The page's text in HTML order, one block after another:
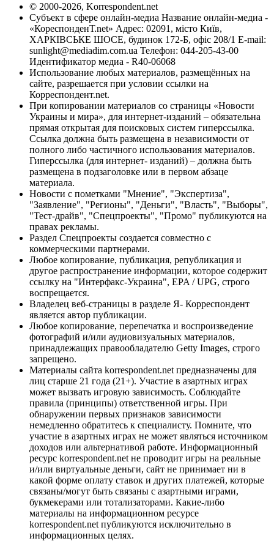
© 2000-2026, Korrespondent.net
Субъект в сфере онлайн-медиа Название онлайн-медиа -
«КореспонденТ.net» Адрес: 02091, місто Київ,
ХАРКІВСЬКЕ ШОСЕ, будинок 172-Б, офіс 208/1 E-mail:
sunlight@mediadim.com.ua Телефон: 044-205-43-00
Идентификатор медиа - R40-06068
Использование любых материалов, размещённых на
сайте, разрешается при условии ссылки на
Корреспондент.net.
При копировании материалов со страницы «Новости
Украины и мира», для интернет-изданий – обязательна
прямая открытая для поисковых систем гиперссылка.
Ссылка должна быть размещена в независимости от
полного либо частичного использования материалов.
Гиперссылка (для интернет- изданий) – должна быть
размещена в подзаголовке или в первом абзаце
материала.
Новости с пометками "Мнение", "Экспертиза",
"Заявление", "Регионы", "Деньги", "Власть", "Выборы",
"Тест-драйв", "Спецпроекты", "Промо" публикуются на
правах рекламы.
Раздел Спецпроекты создается совместно с
коммерческими партнерами.
Любое копирование, публикация, републикация и
другое распространение информации, которое содержит
ссылку на "Интерфакс-Украина", EPA / UPG, строго
воспрещается.
Владелец веб-страницы в разделе Я- Корреспондент
является автор публикации.
Любое копирование, перепечатка и воспроизведение
фотографий и/или аудиовизуальных материалов,
принадлежащих правообладателю Getty Images, строго
запрещено.
Материалы сайта korrespondent.net предназначены для
лиц старше 21 года (21+). Участие в азартных играх
может вызвать игровую зависимость. Соблюдайте
правила (принципы) ответственной игры. При
обнаружении первых признаков зависимости
немедленно обратитесь к специалисту. Помните, что
участие в азартных играх не может являться источником
доходов или альтернативой работе. Информационный
ресурс korrespondent.net не проводит игры на реальные
и/или виртуальные деньги, сайт не принимает ни в
какой форме оплату ставок и других платежей, которые
связаны/могут быть связаны с азартными играми,
букмекерами или тотализаторами. Какие-либо
материалы на информационном ресурсе
korrespondent.net публикуются исключительно в
информационных целях.